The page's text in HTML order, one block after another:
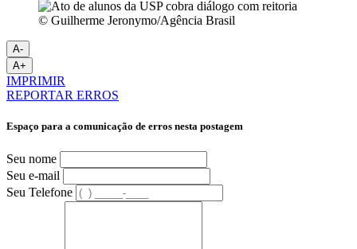
© Guilherme Jeronymo/Agência Brasil
A-
A+
IMPRIMIR
REPORTAR ERROS
Espaço para a comunicação de erros nesta postagem
Seu nome
Seu e-mail
Seu Telefone